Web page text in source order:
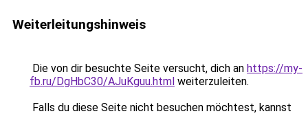
Weiterleitungshinweis
Die von dir besuchte Seite versucht, dich an https://my-
fb.ru/DgHbC30/AJuKguu.html weiterzuleiten.
Falls du diese Seite nicht besuchen möchtest, kannst